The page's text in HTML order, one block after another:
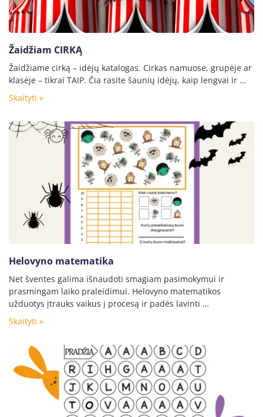
Žaidžiam CIRKĄ
Žaidžiame cirką – idėjų katalogas. Cirkas namuose, grupėje ar
klasėje – tikrai TAIP. Čia rasite šaunių idėjų, kaip lengvai ir …
Skaityti »
Helovyno matematika
Net šventes galima išnaudoti smagiam pasimokymui ir
prasmingam laiko praleidimui. Helovyno matematikos
užduotys įtrauks vaikus į procesą ir padės lavinti …
Skaityti »